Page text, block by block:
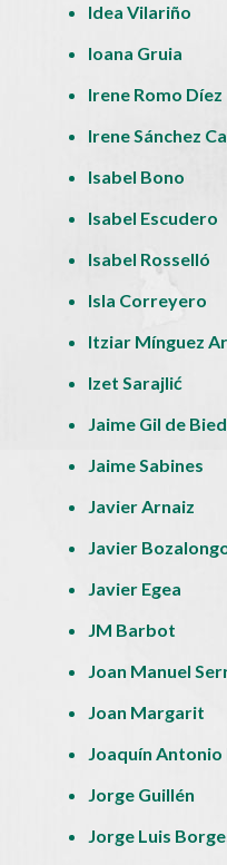
Idea Vilariño
Ioana Gruia
Irene Romo Díez
Irene Sánchez
Isabel Bono
Isabel Escudero
Isabel Rosselló
Isla Correyero
Itziar Mínguez
Izet Sarajlić
Jaime Gil de
Jaime Sabines
Javier Arnaiz
Javier
Javier Egea
JM Barbot
Joan Manuel
Joan Margarit
Joaquín Antonio
Jorge Guillén
Jorge Luis